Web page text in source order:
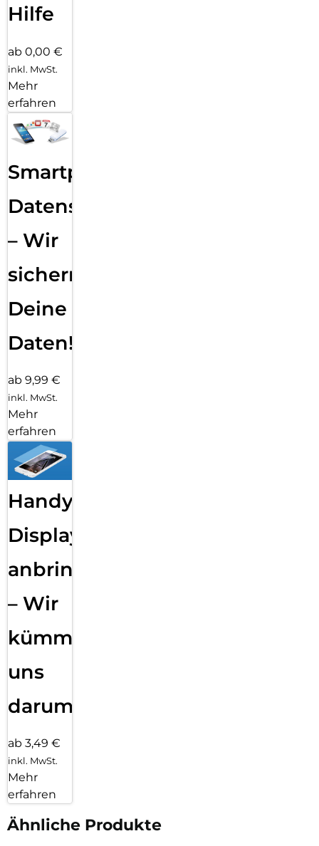
Hilfe
ab 0,00 €
inkl. MwSt.
Mehr
erfahren
Smartphone
Datensicherung
– Wir
sichern
Deine
Daten!
ab 9,99 €
inkl. MwSt.
Mehr
erfahren
Handy
Displayfolie
anbringen
– Wir
kümmern
uns
darum!
ab 3,49 €
inkl. MwSt.
Mehr
erfahren
Ähnliche Produkte